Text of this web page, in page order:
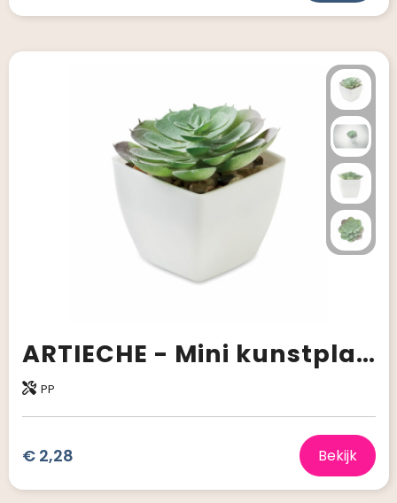
ARTIECHE - Mini kunstplant
PP
€ 2,28 Bekijk